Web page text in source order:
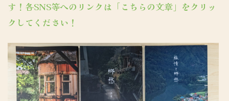
す！各SNS等へのリンクは「こちらの文章」をクリッ
クしてください！